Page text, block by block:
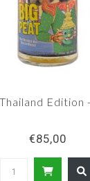
Edition
€85,00